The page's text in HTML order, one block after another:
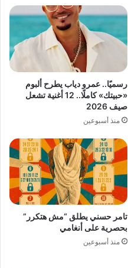
رسميًا.. عمرو دياب يطرح ألبوم
«حبيتك» كاملًا.. 12 أغنية تشعل
صيف 2026
منذ أسبوعين
تامر حسني يطلق “مش هتكرر”
بحصرية على أنغامي
منذ أسبوعين